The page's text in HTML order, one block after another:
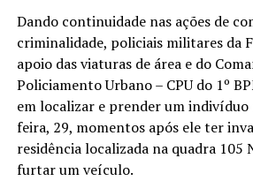
Dando continuidade nas ações de
criminalidade, policiais militares da
apoio das viaturas de área e do
Policiamento Urbano – CPU do 1º
em localizar e prender um
feira, 29, momentos após ele ter
residência localizada na quadra
furtar um veículo.